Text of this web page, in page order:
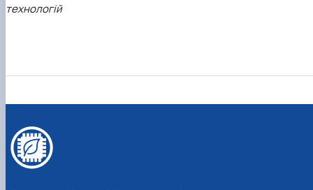
технологій